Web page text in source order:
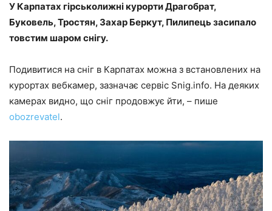
У Карпатах гірськолижні курорти Драгобрат,
Буковель, Тростян, Захар Беркут, Пилипець засипало
товстим шаром снігу.
Подивитися на сніг в Карпатах можна з встановлених на
курортах вебкамер, зазначає сервіс Snig.info. На деяких
камерах видно, що сніг продовжує йти, – пише
obozrevatel.